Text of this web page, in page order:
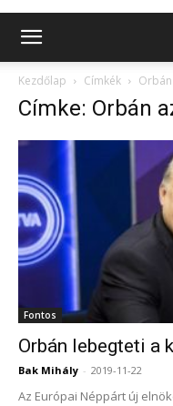
Kezdőlap Címkék
Címke: Orbán
Fontos
Orbán lebegteti a
Bak Mihály - 2019-11-22
Az Európai Néppárt új